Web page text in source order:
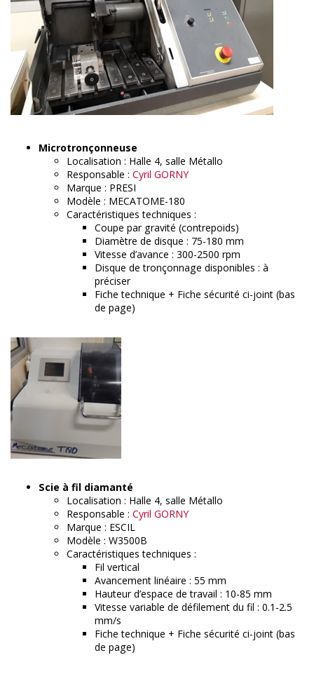
Microtronçonneuse
Localisation : Halle 4, salle Métallo
Responsable : Cyril GORNY
Marque : PRESI
Modèle : MECATOME-180
Caractéristiques techniques :
Coupe par gravité (contrepoids)
Diamètre de disque : 75-180 mm
Vitesse d’avance : 300-2500 rpm
Disque de tronçonnage disponibles : à
préciser
Fiche technique + Fiche sécurité ci-joint (bas
de page)
Scie à fil diamanté
Localisation : Halle 4, salle Métallo
Responsable : Cyril GORNY
Marque : ESCIL
Modèle : W3500B
Caractéristiques techniques :
Fil vertical
Avancement linéaire : 55 mm
Hauteur d’espace de travail : 10-85 mm
Vitesse variable de défilement du fil : 0.1-2.5
mm/s
Fiche technique + Fiche sécurité ci-joint (bas
de page)